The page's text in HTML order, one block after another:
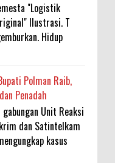
"Logistik
Ilustrasi. T
Hidup
Polman Raib,
Penadah
Unit Reaksi
dan Satintelkam
kasus